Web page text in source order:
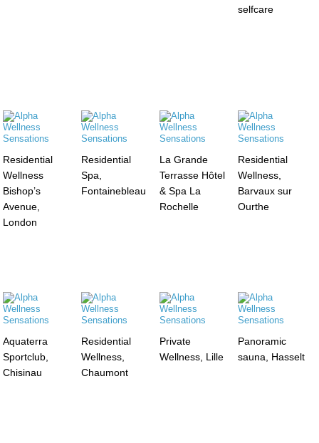
selfcare
Residential
Wellness
Bishop’s
Avenue,
London
Residential
Spa,
Fontainebleau
La Grande
Terrasse Hôtel
& Spa La
Rochelle
Residential
Wellness,
Barvaux sur
Ourthe
Aquaterra
Sportclub,
Chisinau
Residential
Wellness,
Chaumont
Private
Wellness, Lille
Panoramic
sauna, Hasselt